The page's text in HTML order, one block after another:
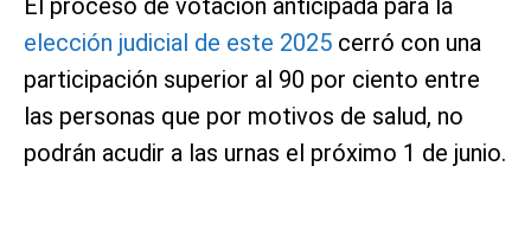
elección judicial de este 2025 cerró con una
participación superior al 90 por ciento entre
las personas que por motivos de salud, no
podrán acudir a las urnas el próximo 1 de junio.